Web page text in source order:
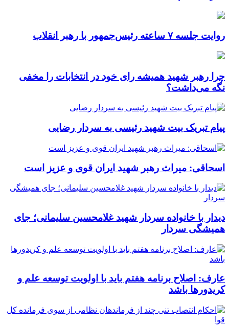
روایت جلسه ۷ ساعته رئیس‌جمهور با رهبر انقلاب
چرا رهبر شهید همیشه رای خود در انتخابات را مخفی
نگه می‌داشت؟
پیام تبریک بیت شهید رئیسی به سردار رضایی
اسحاقی: میراث رهبر شهید ایران قوی و عزیز است
دیدار با خانواده سردار شهید غلامحسین سلیمانی؛ جای
همیشگی سردار
عارف: اصلاح برنامه هفتم باید با اولویت توسعه علم و
کریدورها باشد